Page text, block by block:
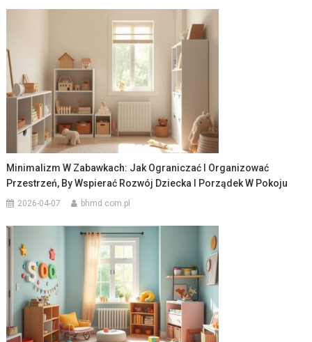
Minimalizm W Zabawkach: Jak Ograniczać I Organizować
Przestrzeń, By Wspierać Rozwój Dziecka I Porządek W Pokoju
2026-04-07 bhmd.com.pl